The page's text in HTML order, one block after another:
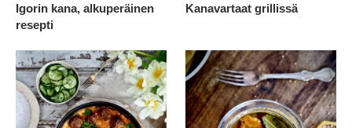
Igorin kana, alkuperäinen
resepti
Kanavartaat grillissä